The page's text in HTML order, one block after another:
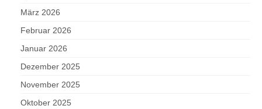
März 2026
Februar 2026
Januar 2026
Dezember 2025
November 2025
Oktober 2025